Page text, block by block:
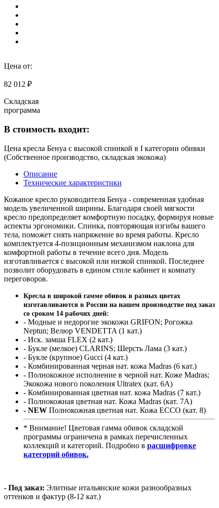
Цена от:
82 012 ₽
Складская
программа
В стоимость входит:
Цена кресла Бенуа с высокой спинкой в I категории обивки
(Собственное производство, складская экокожа)
Описание
Технические характеристики
Кожаное кресло руководителя Бенуа - современная удобная
модель увеличенной ширины. Благодаря своей мягкости
кресло предопределяет комфортную посадку, формируя новые
аспекты эргономики. Спинка, повторяющая изгибы вашего
тела, поможет снять напряжение во время работы. Кресло
комплектуется 4-позиционным механизмом наклона для
комфортной работы в течение всего дня. Модель
изготавливается с высокой или низкой спинкой. Последнее
позволит оборудовать в едином стиле кабинет и комнату
переговоров.
Кресла в широкой гамме обивок в разных цветах
изготавливаются в России на нашем производстве под заказ
со сроком 14 рабочих дней:
- Модные и недорогие экокожи GRIFON; Рогожка
Neptun; Велюр VENDETTA (1 кат.)
- Иск. замша FLEX (2 кат.)
- Букле (мелкое) CLARINS; Шерсть Лама (3 кат.)
- Букле (крупное) Gucci (4 кат.)
- Комбинированная черная нат. кожа Madras (6 кат.)
- Полнокожное исполнение в черной нат. Коже Madras;
Экокожа нового поколения Ultratex (кат. 6A)
- Комбинированная цветная нат. кожа Madras (7 кат.)
- Полнокожная цветная нат. Кожа Madras (кат. 7А)
- NEW Полнокожная цветная нат. Кожа ECCO (кат. 8)
* Внимание! Цветовая гамма обивок складской
программы ограничена в рамках перечисленных
коллекций и категорий. Подробно в расшифровке
категорий обивок.
- Под заказ: Элитные итальянские кожи разнообразных
оттенков и фактур (8-12 кат.)